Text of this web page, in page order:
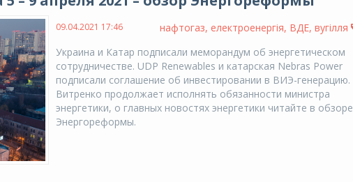
09.04.2021 17:46 нафтогаз, електроенергія, ВДЕ, вугілля
Украина и Катар подписали меморандум об энергетическом
сотрудничестве. UDP Renewables и катарская Nebras Power
подписали соглашение об инвестировании в ВИЭ-генерацию.
Витренко продолжает исполнять обязанности министра
энергетики, о главных новостях энергетики читайте в обзоре
Энергореформы.